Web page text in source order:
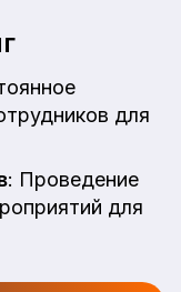
для
: Проведение
для